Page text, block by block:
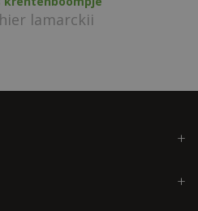
lamarckii